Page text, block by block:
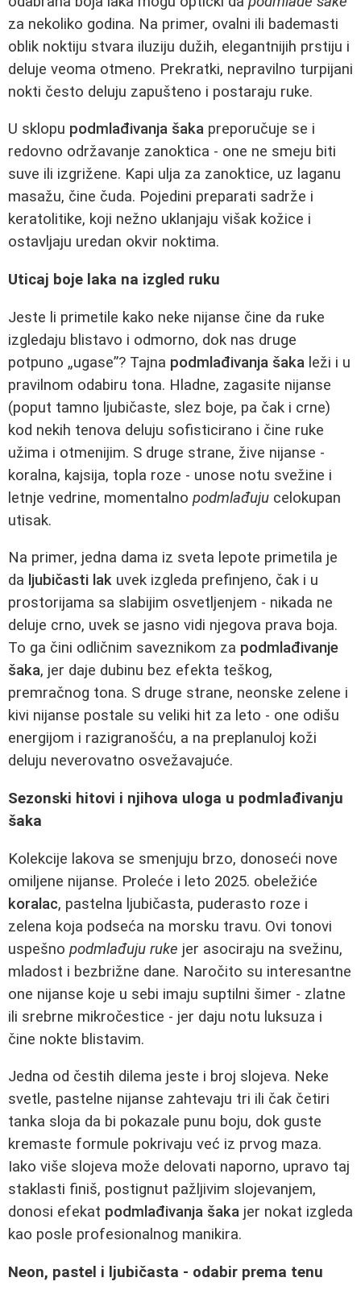
za nekoliko godina. Na primer, ovalni ili bademasti
oblik noktiju stvara iluziju dužih, elegantnijih prstiju i
deluje veoma otmeno. Prekratki, nepravilno turpijani
nokti često deluju zapušteno i postaraju ruke.
U sklopu podmlađivanja šaka preporučuje se i
redovno održavanje zanoktica - one ne smeju biti
suve ili izgrižene. Kapi ulja za zanoktice, uz laganu
masažu, čine čuda. Pojedini preparati sadrže i
keratolitike, koji nežno uklanjaju višak kožice i
ostavljaju uredan okvir noktima.
Uticaj boje laka na izgled ruku
Jeste li primetile kako neke nijanse čine da ruke
izgledaju blistavo i odmorno, dok nas druge
potpuno „ugase”? Tajna podmlađivanja šaka leži i u
pravilnom odabiru tona. Hladne, zagasite nijanse
(poput tamno ljubičaste, slez boje, pa čak i crne)
kod nekih tenova deluju sofisticirano i čine ruke
užima i otmenijim. S druge strane, žive nijanse -
koralna, kajsija, topla roze - unose notu svežine i
letnje vedrine, momentalno podmlađuju celokupan
utisak.
Na primer, jedna dama iz sveta lepote primetila je
da ljubičasti lak uvek izgleda prefinjeno, čak i u
prostorijama sa slabijim osvetljenjem - nikada ne
deluje crno, uvek se jasno vidi njegova prava boja.
To ga čini odličnim saveznikom za podmlađivanje
šaka, jer daje dubinu bez efekta teškog,
premračnog tona. S druge strane, neonske zelene i
kivi nijanse postale su veliki hit za leto - one odišu
energijom i razigranošću, a na preplanuloj koži
deluju neverovatno osvežavajuće.
Sezonski hitovi i njihova uloga u podmlađivanju
šaka
Kolekcije lakova se smenjuju brzo, donoseći nove
omiljene nijanse. Proleće i leto 2025. obeležiće
koralac, pastelna ljubičasta, puderasto roze i
zelena koja podseća na morsku travu. Ovi tonovi
uspešno podmlađuju ruke jer asociraju na svežinu,
mladost i bezbrižne dane. Naročito su interesantne
one nijanse koje u sebi imaju suptilni šimer - zlatne
ili srebrne mikročestice - jer daju notu luksuza i
čine nokte blistavim.
Jedna od čestih dilema jeste i broj slojeva. Neke
svetle, pastelne nijanse zahtevaju tri ili čak četiri
tanka sloja da bi pokazale punu boju, dok guste
kremaste formule pokrivaju već iz prvog maza.
Iako više slojeva može delovati naporno, upravo taj
staklasti finiš, postignut pažljivim slojevanjem,
donosi efekat podmlađivanja šaka jer nokat izgleda
kao posle profesionalnog manikira.
Neon, pastel i ljubičasta - odabir prema tenu